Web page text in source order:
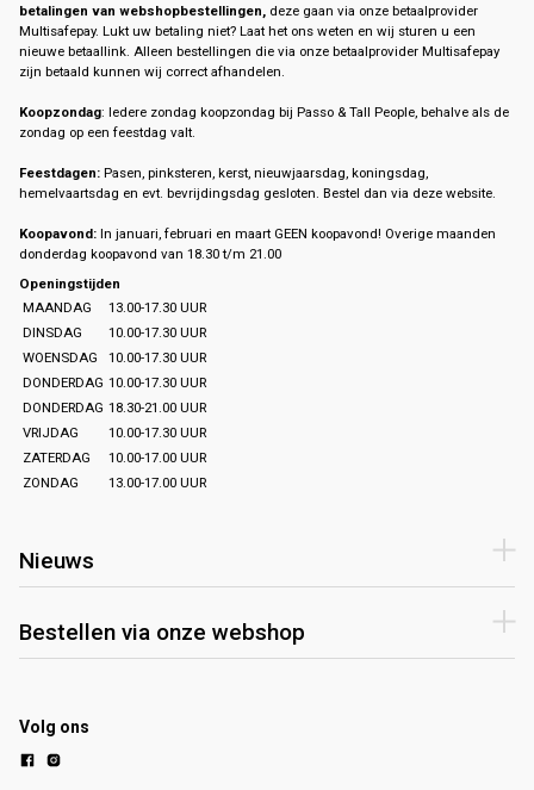
betalingen van webshopbestellingen, deze gaan via onze betaalprovider
Multisafepay. Lukt uw betaling niet? Laat het ons weten en wij sturen u een
nieuwe betaallink. Alleen bestellingen die via onze betaalprovider Multisafepay
zijn betaald kunnen wij correct afhandelen.
Koopzondag: Iedere zondag koopzondag bij Passo & Tall People, behalve als de
zondag op een feestdag valt.
Feestdagen: Pasen, pinksteren, kerst, nieuwjaarsdag, koningsdag,
hemelvaartsdag en evt. bevrijdingsdag gesloten. Bestel dan via deze website.
Koopavond: In januari, februari en maart GEEN koopavond! Overige maanden
donderdag koopavond van 18.30 t/m 21.00
Openingstijden
MAANDAG
13.00-17.30 UUR
DINSDAG
10.00-17.30 UUR
WOENSDAG
10.00-17.30 UUR
DONDERDAG 10.00-17.30 UUR
DONDERDAG 18.30-21.00 UUR
VRIJDAG
10.00-17.30 UUR
ZATERDAG
10.00-17.00 UUR
ZONDAG
13.00-17.00 UUR
Nieuws
Bestellen via onze webshop
Volg ons